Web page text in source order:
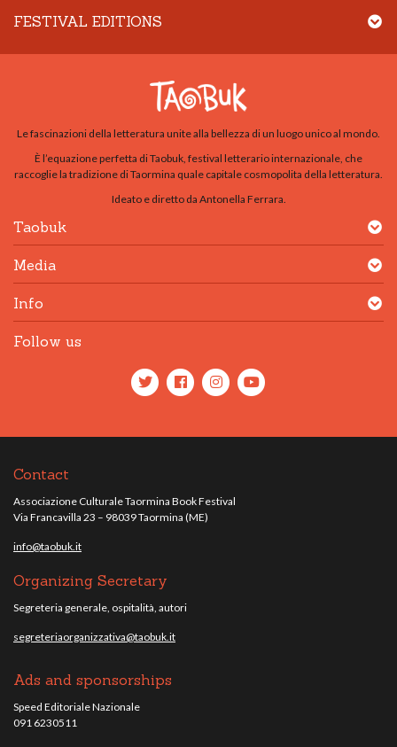
FESTIVAL EDITIONS
Le fascinazioni della letteratura unite alla bellezza di un luogo unico al mondo.
È l’equazione perfetta di Taobuk, festival letterario internazionale, che
raccoglie la tradizione di Taormina quale capitale cosmopolita della letteratura.
Ideato e diretto da Antonella Ferrara.
Taobuk
Media
Info
Follow us
Contact
Associazione Culturale Taormina Book Festival
Via Francavilla 23 – 98039 Taormina (ME)
info@taobuk.it
Organizing Secretary
Segreteria generale, ospitalità, autori
segreteriaorganizzativa@taobuk.it
Ads and sponsorships
Speed Editoriale Nazionale
091 6230511